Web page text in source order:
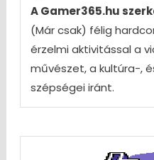
A Gamer365.hu
(Már csak) félig
érzelmi aktivitással a
művészet, a kultúra-,
szépségei iránt.